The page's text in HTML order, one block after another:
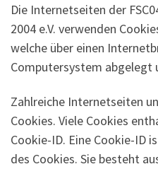
Die Internetseiten der
2004 e.V. verwenden
welche über einen
Computersystem abgelegt
Zahlreiche Internetseiten
Cookies. Viele Cookies
Cookie-ID. Eine Cookie-ID
des Cookies. Sie besteht